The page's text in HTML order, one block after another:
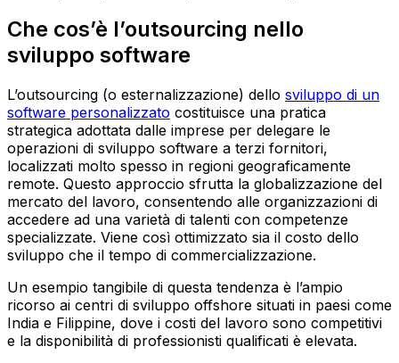
Che cos’è l’outsourcing nello
sviluppo software
L’outsourcing (o esternalizzazione) dello sviluppo di un
software personalizzato costituisce una pratica
strategica adottata dalle imprese per delegare le
operazioni di sviluppo software a terzi fornitori,
localizzati molto spesso in regioni geograficamente
remote. Questo approccio sfrutta la globalizzazione del
mercato del lavoro, consentendo alle organizzazioni di
accedere ad una varietà di talenti con competenze
specializzate. Viene così ottimizzato sia il costo dello
sviluppo che il tempo di commercializzazione.
Un esempio tangibile di questa tendenza è l’ampio
ricorso ai centri di sviluppo offshore situati in paesi come
India e Filippine, dove i costi del lavoro sono competitivi
e la disponibilità di professionisti qualificati è elevata.